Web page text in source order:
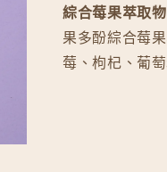
綜合莓果萃取物
果多酚綜合莓
莓、枸杞、葡